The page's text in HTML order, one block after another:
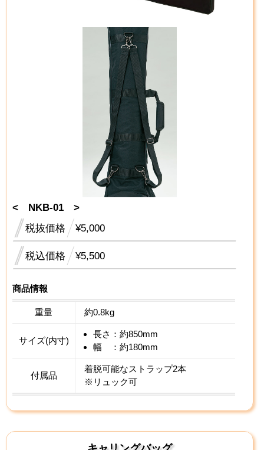
< NKB-01 >
税抜価格
¥5,000
税込価格 ¥5,500
商品情報
重量 約0.8kg
サイズ(内寸)
長さ：約850mm
幅 ：約180mm
付属品
着脱可能なストラップ2本
※リュック可